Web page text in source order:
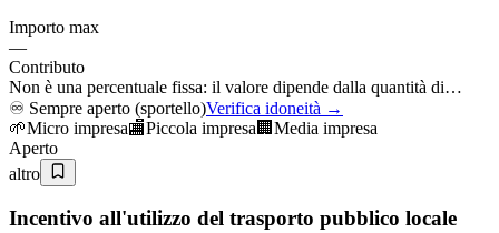
Importo max
—
Contributo
Non è una percentuale fissa: il valore dipende dalla quantità di…
♾️ Sempre aperto (sportello)Verifica idoneità →
🌱Micro impresa🏬Piccola impresa 🏢 Media impresa
Aperto
altro
Incentivo all'utilizzo del trasporto pubblico locale